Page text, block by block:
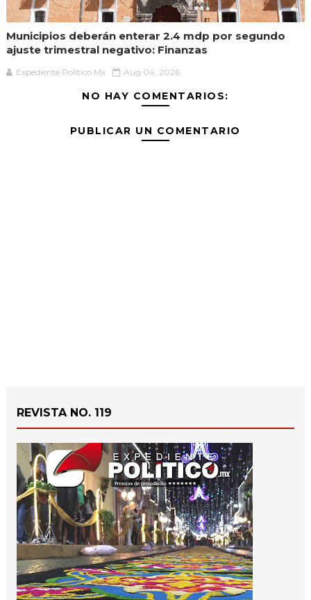
Municipios deberán enterar 2.4 mdp por segundo
ajuste trimestral negativo: Finanzas
Expediente Político.Mx Aug 04, 2026
NO HAY COMENTARIOS:
PUBLICAR UN COMENTARIO
REVISTA NO. 119